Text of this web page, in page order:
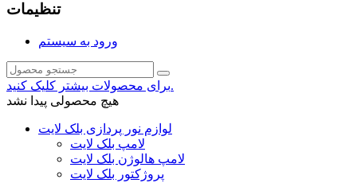
تنظیمات
ورود به سیستم
برای محصولات بیشتر کلیک کنید.
هیچ محصولی پیدا نشد
لوازم نور پردازی بلک لایت
لامپ بلک لایت
لامپ هالوژن بلک لایت
پروژکتور بلک لایت